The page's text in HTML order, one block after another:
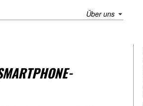
Über uns